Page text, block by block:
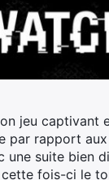
jeu
rapport
suite bien
fois-ci le